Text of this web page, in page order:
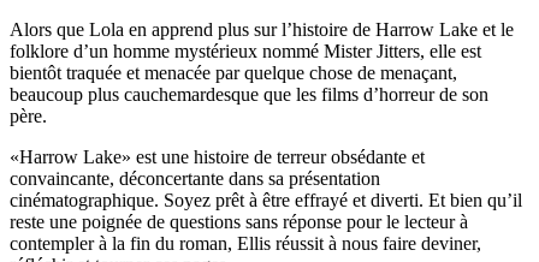
Alors que Lola en apprend plus sur l’histoire de Harrow Lake et le
folklore d’un homme mystérieux nommé Mister Jitters, elle est
bientôt traquée et menacée par quelque chose de menaçant,
beaucoup plus cauchemardesque que les films d’horreur de son
père.
«Harrow Lake» est une histoire de terreur obsédante et
convaincante, déconcertante dans sa présentation
cinématographique. Soyez prêt à être effrayé et diverti. Et bien qu’il
reste une poignée de questions sans réponse pour le lecteur à
contempler à la fin du roman, Ellis réussit à nous faire deviner,